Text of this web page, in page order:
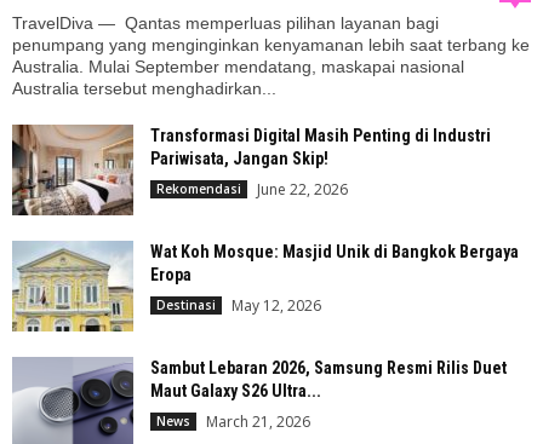
TravelDiva — Qantas memperluas pilihan layanan bagi
penumpang yang menginginkan kenyamanan lebih saat terbang ke
Australia. Mulai September mendatang, maskapai nasional
Australia tersebut menghadirkan...
Transformasi Digital Masih Penting di Industri
Pariwisata, Jangan Skip!
Rekomendasi June 22, 2026
Wat Koh Mosque: Masjid Unik di Bangkok Bergaya
Eropa
Destinasi May 12, 2026
Sambut Lebaran 2026, Samsung Resmi Rilis Duet
Maut Galaxy S26 Ultra...
News March 21, 2026